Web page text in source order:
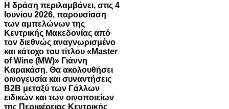
Η δράση περιλαμβάνει, στις 4
Ιουνίου 2026, παρουσίαση
των αμπελώνων της
Κεντρικής Μακεδονίας από
τον διεθνώς αναγνωρισμένο
και κάτοχο του τίτλου «Master
of Wine (MW)» Γιάννη
Καρακάση. Θα ακολουθήσει
οινογευσία και συναντήσεις
Β2Β μεταξύ των Γάλλων
ειδικών και των οινοποιείων
της Περιφέρειας Κεντρικής